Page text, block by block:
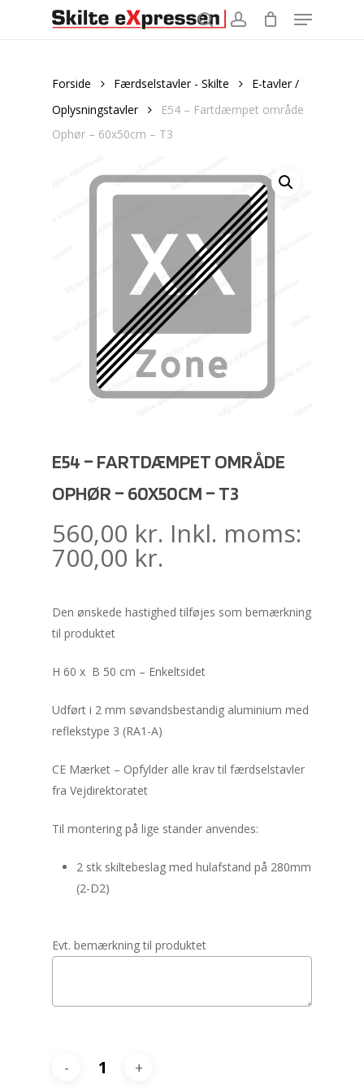
Menu
Forside Færdselstavler - Skilte
E-tavler /
Oplysningstavler
E54 – Fartdæmpet område
Ophør – 60x50cm – T3
E54 – FARTDÆMPET OMRÅDE
OPHØR – 60X50CM – T3
560,00 kr. Inkl. moms:
700,00 kr.
Den ønskede hastighed tilføjes som bemærkning
til produktet
H 60 x B 50 cm – Enkeltsidet
Udført i 2 mm søvandsbestandig aluminium med
reflekstype 3 (RA1-A)
CE Mærket – Opfylder alle krav til færdselstavler
fra Vejdirektoratet
Til montering på lige stander anvendes:
2 stk skiltebeslag med hulafstand på 280mm
(2-D2)
Evt. bemærkning til produktet